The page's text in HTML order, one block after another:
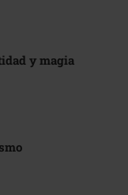
y magia